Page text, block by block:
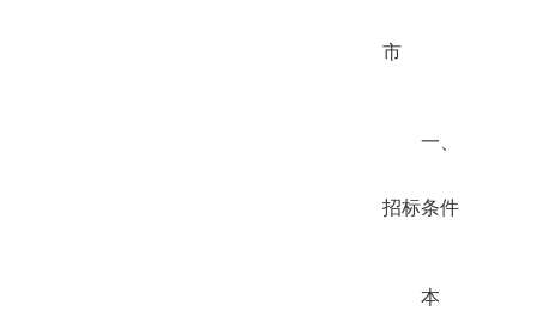
市
一、
招标条件
本